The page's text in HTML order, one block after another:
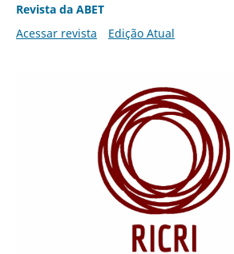
Revista da ABET
Acessar revista
Edição Atual